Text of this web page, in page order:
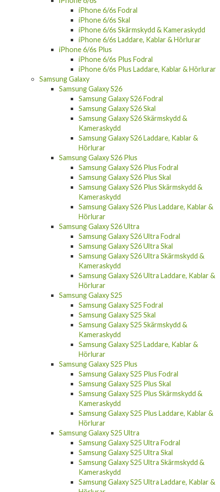
iPhone 6/6s Fodral
iPhone 6/6s Skal
iPhone 6/6s Skärmskydd & Kameraskydd
iPhone 6/6s Laddare, Kablar & Hörlurar
iPhone 6/6s Plus
iPhone 6/6s Plus Fodral
iPhone 6/6s Plus Laddare, Kablar & Hörlurar
Samsung Galaxy
Samsung Galaxy S26
Samsung Galaxy S26 Fodral
Samsung Galaxy S26 Skal
Samsung Galaxy S26 Skärmskydd &
Kameraskydd
Samsung Galaxy S26 Laddare, Kablar &
Hörlurar
Samsung Galaxy S26 Plus
Samsung Galaxy S26 Plus Fodral
Samsung Galaxy S26 Plus Skal
Samsung Galaxy S26 Plus Skärmskydd &
Kameraskydd
Samsung Galaxy S26 Plus Laddare, Kablar &
Hörlurar
Samsung Galaxy S26 Ultra
Samsung Galaxy S26 Ultra Fodral
Samsung Galaxy S26 Ultra Skal
Samsung Galaxy S26 Ultra Skärmskydd &
Kameraskydd
Samsung Galaxy S26 Ultra Laddare, Kablar &
Hörlurar
Samsung Galaxy S25
Samsung Galaxy S25 Fodral
Samsung Galaxy S25 Skal
Samsung Galaxy S25 Skärmskydd &
Kameraskydd
Samsung Galaxy S25 Laddare, Kablar &
Hörlurar
Samsung Galaxy S25 Plus
Samsung Galaxy S25 Plus Fodral
Samsung Galaxy S25 Plus Skal
Samsung Galaxy S25 Plus Skärmskydd &
Kameraskydd
Samsung Galaxy S25 Plus Laddare, Kablar &
Hörlurar
Samsung Galaxy S25 Ultra
Samsung Galaxy S25 Ultra Fodral
Samsung Galaxy S25 Ultra Skal
Samsung Galaxy S25 Ultra Skärmskydd &
Kameraskydd
Samsung Galaxy S25 Ultra Laddare, Kablar &